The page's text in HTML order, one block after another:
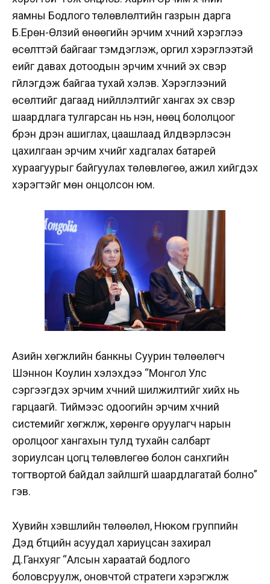
яамны Бодлого төлөвлөлтийн газрын дарга
Б.Ерөн-Өлзий өнөөгийн эрчим хүчний хэрэглээ
өсөлттэй байгааг тэмдэглэж, оргил хэрэглээтэй
үеийг давах дотоодын эрчим хүчний эх үүсвэр
үгүйлэгдэж байгаа тухай хэлэв. Хэрэглээний
өсөлтийг дагаад нийлүүлэлтийг хангах эх үүсвэр
шаардлага тулгарсан нь үнэн, нөөц бололцоог
бүрэн дүүрэн ашиглах, цаашлаад үйлдвэрлэсэн
цахилгаан эрчим хүчийг хадгалах батарей
хураагуурыг байгуулах төлөвлөгөө, ажил хийгдэх
хэрэгтэйг мөн онцолсон юм.
Азийн хөгжлийн банкны Суурин төлөөлөгч
Шэннон Коулин хэлэхдээ “Монгол Улс
сэргээгдэх эрчим хүчний шилжилтийг хийх нь
гарцаагүй. Тиймээс одоогийн эрчим хүчний
системийг хөгжүүлж, хөрөнгө оруулагч нарын
оролцоог хангахын тулд тухайн салбарт
зориулсан цогц төлөвлөгөө болон санхүүгийн
тогтвортой байдал зайлшгүй шаардлагатай болно”
гэв.
Хувийн хэвшлийн төлөөлөл, Нюком группийн
Дэд бүтцийн асуудал хариуцсан захирал
Д.Ганхуяг “Алсын хараатай бодлого
боловсруулж, оновчтой стратеги хэрэгжүүлж